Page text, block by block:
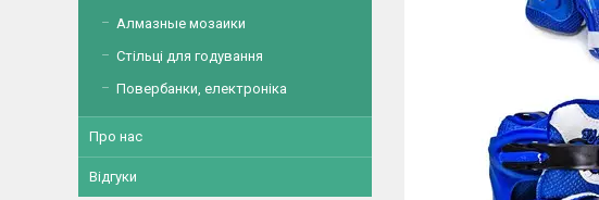
Алмазные мозаики
Стільці для годування
Повербанки, електроніка
Про нас
Відгуки